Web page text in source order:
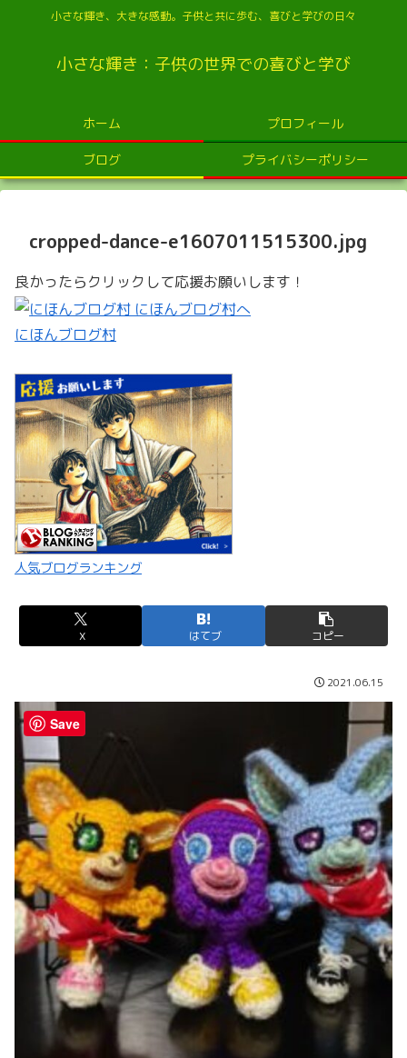
小さな輝き、大きな感動。子供と共に歩む、喜びと学びの日々
小さな輝き：子供の世界での喜びと学び
ホーム プロフィール
ブログ プライバシーポリシー
cropped-dance-e1607011515300.jpg
良かったらクリックして応援お願いします！
にほんブログ村
人気ブログランキング
X はてブ コピー
2021.06.15
Save